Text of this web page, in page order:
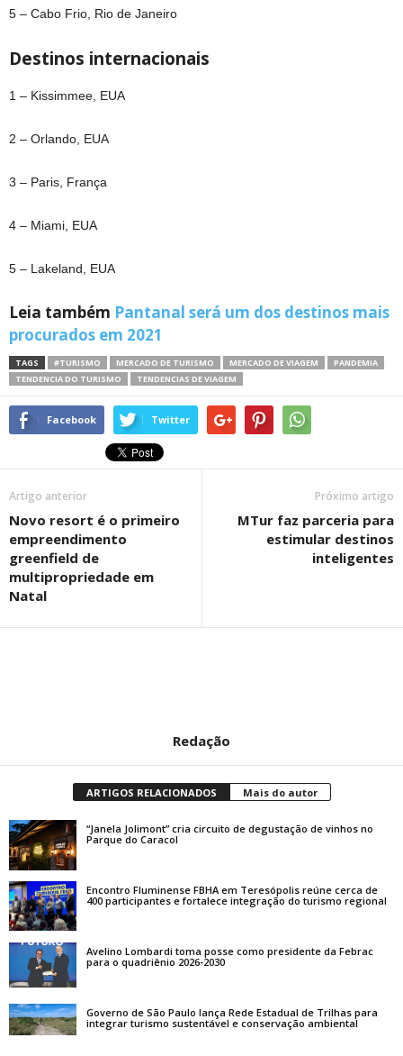
5 – Cabo Frio, Rio de Janeiro
Destinos internacionais
1 – Kissimmee, EUA
2 – Orlando, EUA
3 – Paris, França
4 – Miami, EUA
5 – Lakeland, EUA
Leia também Pantanal será um dos destinos mais
procurados em 2021
TAGS #TURISMO MERCADO DE TURISMO MERCADO DE VIAGEM
PANDEMIA
TENDENCIA DO TURISMO
TENDENCIAS DE VIAGEM
Facebook Twitter
Artigo anterior
Novo resort é o primeiro
empreendimento
greenfield de
multipropriedade em
Natal
Próximo artigo
MTur faz parceria para
estimular destinos
inteligentes
Redação
ARTIGOS RELACIONADOS Mais do autor
“Janela Jolimont” cria circuito de degustação de vinhos no
Parque do Caracol
Encontro Fluminense FBHA em Teresópolis reúne cerca de
400 participantes e fortalece integração do turismo regional
Avelino Lombardi toma posse como presidente da Febrac
para o quadriênio 2026-2030
Governo de São Paulo lança Rede Estadual de Trilhas para
integrar turismo sustentável e conservação ambiental